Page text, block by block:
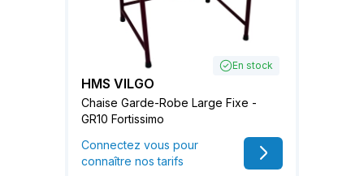
En stock
HMS VILGO
Chaise Garde-Robe Large Fixe -
GR10 Fortissimo
Connectez vous pour
connaître nos tarifs